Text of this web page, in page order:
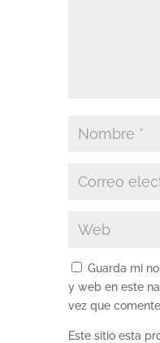
Guarda mi
y web en este
vez que
Este sitio esta